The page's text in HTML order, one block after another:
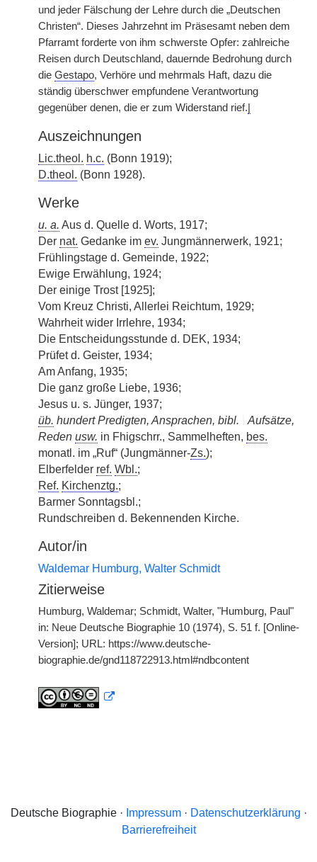
und jeder Fälschung der Lehre durch die „Deutschen
Christen“. Dieses Jahrzehnt im Präsesamt neben dem
Pfarramt forderte von ihm schwerste Opfer: zahlreiche
Reisen durch Deutschland, dauernde Bedrohung durch
die Gestapo, Verhöre und mehrmals Haft, dazu die
ständig überschwer empfundene Verantwortung
gegenüber denen, die er zum Widerstand rief.
Auszeichnungen
Lic.theol. h.c. (Bonn 1919);
D.theol. (Bonn 1928).
Werke
u. a. Aus d. Quelle d. Worts, 1917;
Der nat. Gedanke im ev. Jungmännerwerk, 1921;
Frühlingstage d. Gemeinde, 1922;
Ewige Erwählung, 1924;
Der einige Trost [1925];
Vom Kreuz Christi, Allerlei Reichtum, 1929;
Wahrheit wider Irrlehre, 1934;
Die Entscheidungsstunde d. DEK, 1934;
Prüfet d. Geister, 1934;
Am Anfang, 1935;
Die ganz große Liebe, 1936;
Jesus u. s. Jünger, 1937;
üb. hundert Predigten, Ansprachen, bibl.
Aufsätze,
Reden usw. in Fhigschrr., Sammelheften, bes.
monatl. im „Ruf“ (Jungmänner-Zs.);
Elberfelder ref. Wbl.;
Ref. Kirchenztg.;
Barmer Sonntagsbl.;
Rundschreiben d. Bekennenden Kirche.
Autor/in
Waldemar Humburg, Walter Schmidt
Zitierweise
Humburg, Waldemar; Schmidt, Walter, "Humburg, Paul"
in: Neue Deutsche Biographie 10 (1974), S. 51 f. [Online-
Version]; URL: https://www.deutsche-
biographie.de/gnd118722913.html#ndbcontent
Deutsche Biographie · Impressum· Datenschutzerklärung ·
Barrierefreiheit